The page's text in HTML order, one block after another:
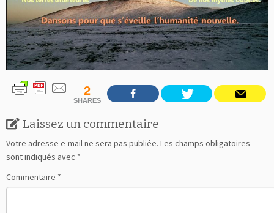
2
SHARES
Laissez un commentaire
Votre adresse e-mail ne sera pas publiée. Les champs obligatoires
sont indiqués avec *
Commentaire *